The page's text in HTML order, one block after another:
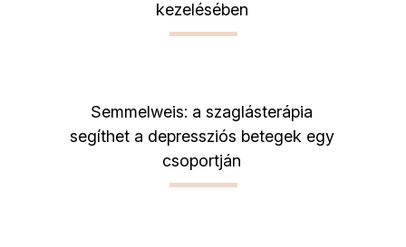
kezelésében
Semmelweis: a szaglásterápia
segíthet a depressziós betegek egy
csoportján